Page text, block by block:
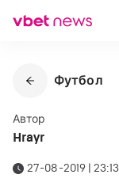
Футбол
Автор
Hrayr
27-08-2019 | 23:13